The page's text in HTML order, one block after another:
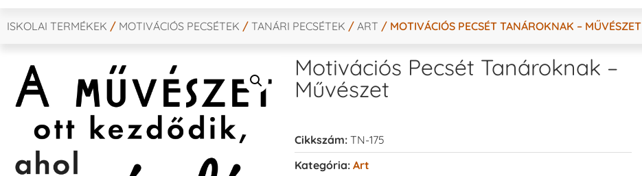
ISKOLAI TERMÉKEK / MOTIVÁCIÓS PECSÉTEK / TANÁRI PECSÉTEK / ART / MOTIVÁCIÓS PECSÉT TANÁROKNAK – MŰVÉSZET
Motivációs Pecsét Tanároknak –
Művészet
Cikkszám: TN-175
Kategória: Art